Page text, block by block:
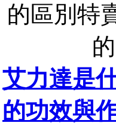
的區別特
艾力達是
的功效與